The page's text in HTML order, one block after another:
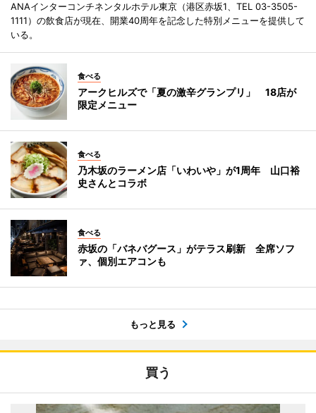
ANAインターコンチネンタルホテル東京（港区赤坂1、TEL 03-3505-
1111）の飲食店が現在、開業40周年を記念した特別メニューを提供して
いる。
食べる
アークヒルズで「夏の激辛グランプリ」 18店が
限定メニュー
食べる
乃木坂のラーメン店「いわいや」が1周年 山口裕
史さんとコラボ
食べる
赤坂の「バネバグース」がテラス刷新 全席ソフ
ァ、個別エアコンも
もっと見る
買う